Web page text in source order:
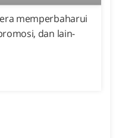
memperbaharui
dan lain-